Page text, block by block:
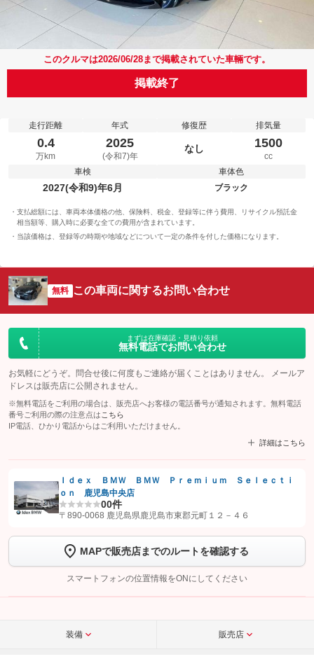
このクルマは2026/06/28まで掲載されていた車輛です。
掲載終了
走行距離
0.4
万km
年式
2025
(令和7)年
修復歴
なし
排気量
1500
cc
車検
2027(令和9)年6月
車体色
ブラック
支払総額には、車両本体価格の他、保険料、税金、登録等に伴う費用、リサイクル預託金
相当額等、購入時に必要な全ての費用が含まれています。
当該価格は、登録等の時期や地域などについて一定の条件を付した価格になります。
無料 この車両に関するお問い合わせ
まずは在庫確認・見積り依頼
無料電話でお問い合わせ
お気軽にどうぞ。問合せ後に何度もご連絡が届くことはありません。 メールア
ドレスは販売店に公開されません。
※無料電話をご利用の場合は、販売店へお客様の電話番号が通知されます。無料電話
番号ご利用の際の注意点は こちら
IP電話、ひかり電話からはご利用いただけません。
詳細はこちら
【STEP1】認証画面でグーネットを友だち追加してから「許可する」ボタンを押
します
【STEP2】 トーク画面で
完了してください。
こちら
Ｉｄｅｘ ＢＭＷ ＢＭＷ Ｐｒｅｍｉｕｍ Ｓｅｌｅｃｔｉ
ｏｎ 鹿児島中央店
00件
〒890-0068 鹿児島県鹿児島市東郡元町１２－４６
MAPで販売店までのルートを確認する
スマートフォンの位置情報をONにしてください
装備 販売店